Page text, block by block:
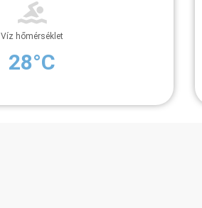
Víz hőmérséklet
28°C